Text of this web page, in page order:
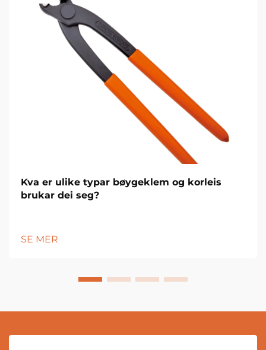
Kva er ulike typar bøygeklem og korleis
brukar dei seg?
SE MER